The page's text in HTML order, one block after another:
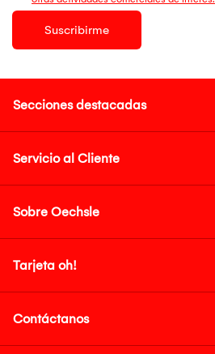
Suscribirme
Secciones destacadas
Servicio al Cliente
Sobre Oechsle
Tarjeta oh!
Contáctanos